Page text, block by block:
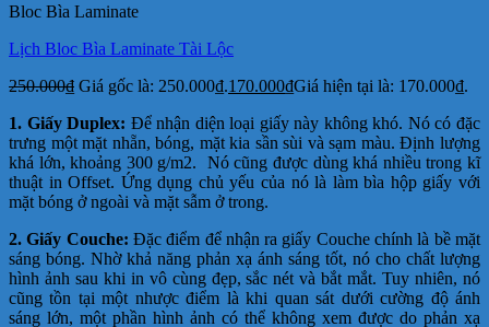
Bloc Bìa Laminate
Lịch Bloc Bìa Laminate Tài Lộc
250.000₫ Giá gốc là: 250.000₫.170.000₫Giá hiện tại là: 170.000₫.
1. Giấy Duplex: Để nhận diện loại giấy này không khó. Nó có đặc
trưng một mặt nhẵn, bóng, mặt kia sần sùi và sạm màu. Định lượng
khá lớn, khoảng 300 g/m2. Nó cũng được dùng khá nhiều trong kĩ
thuật in Offset. Ứng dụng chủ yếu của nó là làm bìa hộp giấy với
mặt bóng ở ngoài và mặt sẫm ở trong.
2. Giấy Couche: Đặc điểm để nhận ra giấy Couche chính là bề mặt
sáng bóng. Nhờ khả năng phản xạ ánh sáng tốt, nó cho chất lượng
hình ảnh sau khi in vô cùng đẹp, sắc nét và bắt mắt. Tuy nhiên, nó
cũng tồn tại một nhược điểm là khi quan sát dưới cường độ ánh
sáng lớn, một phần hình ảnh có thể không xem được do phản xạ